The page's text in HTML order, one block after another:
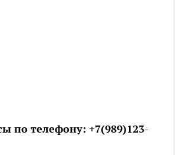
по телефону: +7(989)123-